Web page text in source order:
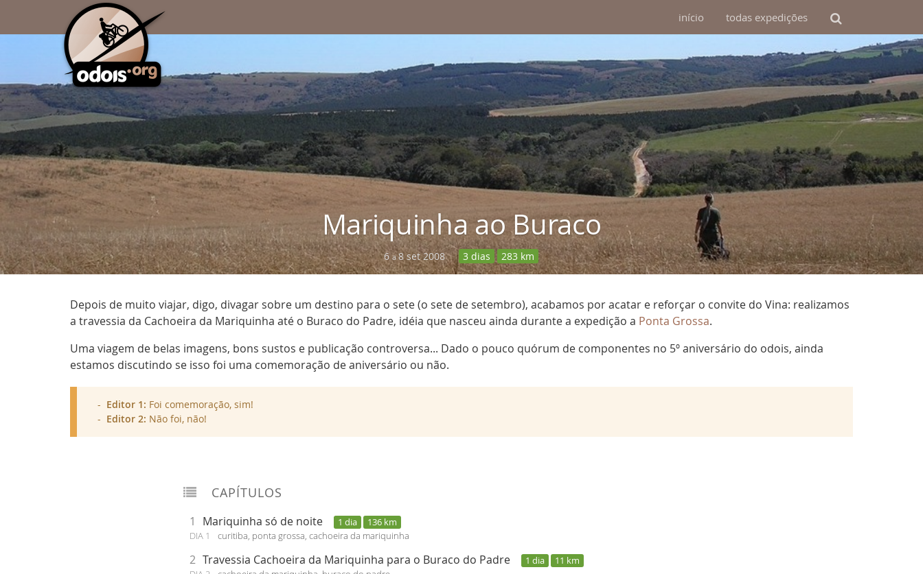
início todas expedições
Mariquinha ao Buraco
6a8 set 2008 3 dias 283 km
Depois de muito viajar, digo, divagar sobre um destino para o sete (o sete de setembro), acabamos por acatar e reforçar o convite do Vina: realizamos
a travessia da Cachoeira da Mariquinha até o Buraco do Padre, idéia que nasceu ainda durante a expedição a Ponta Grossa.
Uma viagem de belas imagens, bons sustos e publicação controversa... Dado o pouco quórum de componentes no 5º aniversário do odois, ainda
estamos discutindo se isso foi uma comemoração de aniversário ou não.
Editor 1: Foi comemoração, sim!
Editor 2: Não foi, não!
CAPÍTULOS
1 Mariquinha só de noite 1 dia
136 km
DIA 1
curitiba, ponta grossa, cachoeira da mariquinha
2 Travessia Cachoeira da Mariquinha para o Buraco do Padre 1 dia
11 km